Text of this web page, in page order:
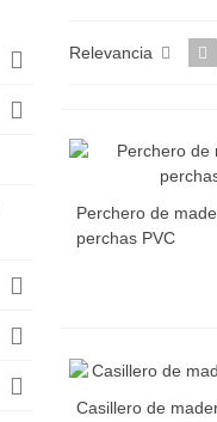
Relevancia
Perchero de
perchas PVC
Casillero de